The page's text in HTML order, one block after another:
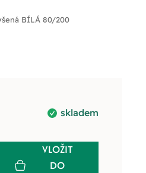
BÍLÁ 80/200
skladem
VLOŽIT
DO